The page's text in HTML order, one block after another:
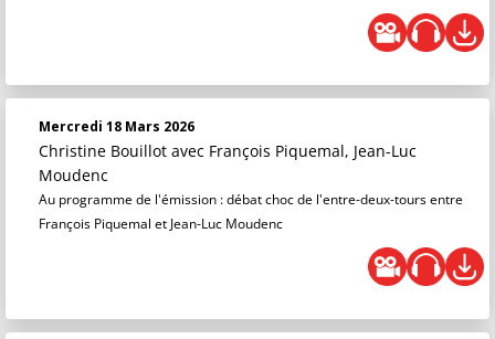
Mercredi 18 Mars 2026
Christine Bouillot avec François Piquemal, Jean-Luc
Moudenc
Au programme de l'émission : débat choc de l'entre-deux-tours entre
François Piquemal et Jean-Luc Moudenc